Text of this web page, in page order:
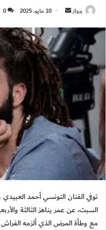
برواز
أرسل
إلكترونيا
10 مايو، 2025 0
توفي الفنان التونسي أحمد
السبت، عن عمر يناهز الثالثة
مع وطأة المرض الذي ألزمه الفراش